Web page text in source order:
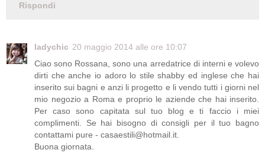
Rispondi
ladychic 20 maggio 2014 alle ore 10:07
Ciao sono Rossana, sono una arredatrice di interni e volevo
dirti che anche io adoro lo stile shabby ed inglese che hai
inserito sui bagni e anzi li progetto e li vendo tutti i giorni nel
mio negozio a Roma e proprio le aziende che hai inserito.
Per caso sono capitata sul tuo blog e ti faccio i miei
complimenti. Se hai bisogno di consigli per il tuo bagno
contattami pure - casaestili@hotmail.it.
Buona giornata.